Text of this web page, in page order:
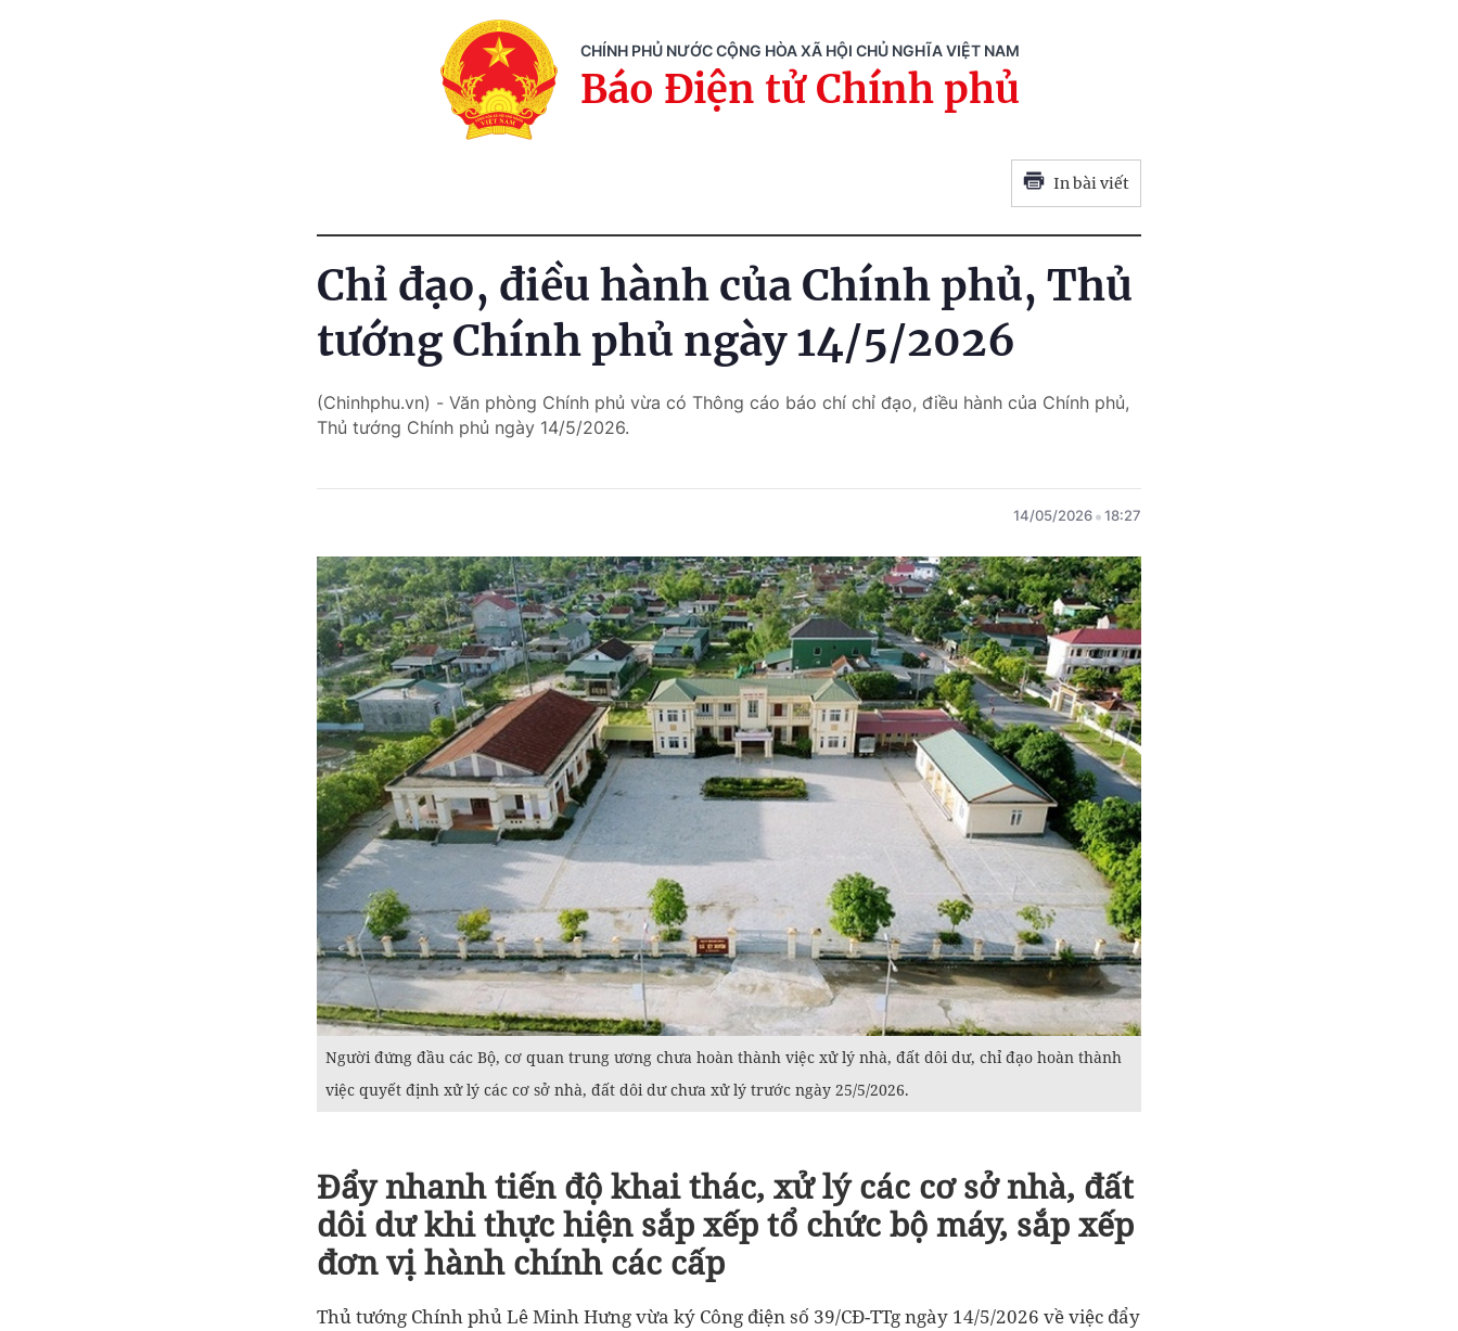
CHÍNH PHỦ NƯỚC CỘNG HÒA XÃ HỘI CHỦ NGHĨA VIỆT NAM
Báo Điện tử Chính phủ
In bài viết
Chỉ đạo, điều hành của Chính phủ, Thủ
tướng Chính phủ ngày 14/5/2026
(Chinhphu.vn) - Văn phòng Chính phủ vừa có Thông cáo báo chí chỉ đạo, điều hành của Chính phủ,
Thủ tướng Chính phủ ngày 14/5/2026.
14/05/2026 18:27
Người đứng đầu các Bộ, cơ quan trung ương chưa hoàn thành việc xử lý nhà, đất dôi dư, chỉ đạo hoàn thành
việc quyết định xử lý các cơ sở nhà, đất dôi dư chưa xử lý trước ngày 25/5/2026.
Đẩy nhanh tiến độ khai thác, xử lý các cơ sở nhà, đất
dôi dư khi thực hiện sắp xếp tổ chức bộ máy, sắp xếp
đơn vị hành chính các cấp
Thủ tướng Chính phủ Lê Minh Hưng vừa ký Công điện số 39/CĐ-TTg ngày 14/5/2026 về việc đẩy